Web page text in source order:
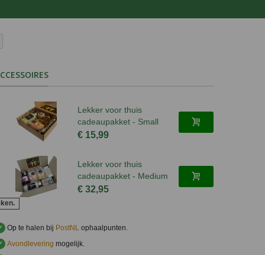
Lekker voor thuis
cadeaupakket - Small
€ 15,99
Lekker voor thuis
cadeaupakket - Medium
€ 32,95
Op te halen bij PostNLophaalpunten.
Avondlevering mogelijk.